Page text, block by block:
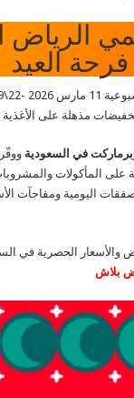
استمتعوا بـ
مذهلة على
في السعودية
على المأكولات
اليومية ومفاجآت
الحصرية في
بلاش